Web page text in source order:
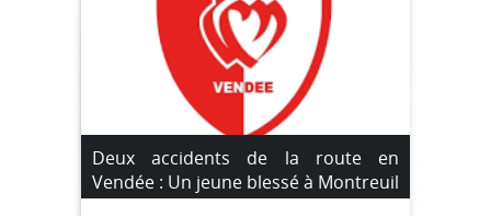
Deux accidents de la route en
Vendée : Un jeune blessé à Montreuil
et un motard en urgence absolue à